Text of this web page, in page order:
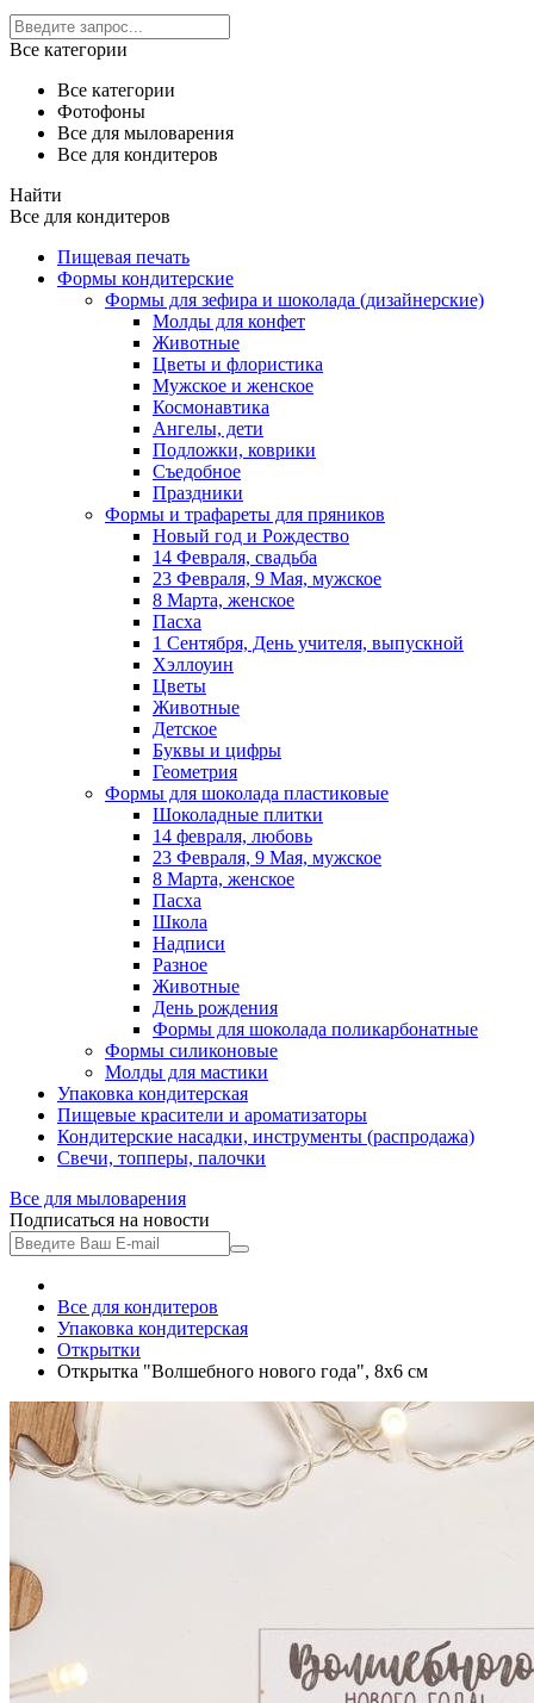
Все категории
Все категории
Фотофоны
Все для мыловарения
Все для кондитеров
Найти
Все для кондитеров
Пищевая печать
Формы кондитерские
Формы для зефира и шоколада (дизайнерские)
Молды для конфет
Животные
Цветы и флористика
Мужское и женское
Космонавтика
Ангелы, дети
Подложки, коврики
Съедобное
Праздники
Формы и трафареты для пряников
Новый год и Рождество
14 Февраля, свадьба
23 Февраля, 9 Мая, мужское
8 Марта, женское
Пасха
1 Сентября, День учителя, выпускной
Хэллоуин
Цветы
Животные
Детское
Буквы и цифры
Геометрия
Формы для шоколада пластиковые
Шоколадные плитки
14 февраля, любовь
23 Февраля, 9 Мая, мужское
8 Марта, женское
Пасха
Школа
Надписи
Разное
Животные
День рождения
Формы для шоколада поликарбонатные
Формы силиконовые
Молды для мастики
Упаковка кондитерская
Пищевые красители и ароматизаторы
Кондитерские насадки, инструменты (распродажа)
Свечи, топперы, палочки
Все для мыловарения
Подписаться на новости
Все для кондитеров
Упаковка кондитерская
Открытки
Открытка "Волшебного нового года", 8х6 см